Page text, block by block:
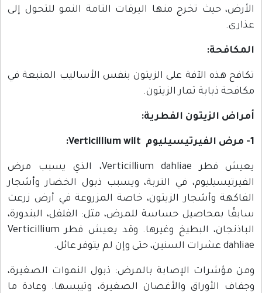
الأرض، حيث تخرج منها اليرقات التامة النمو للتحول إلى
عذارى.
المكافحة:
تكافح هذه الآفة على الزيتون بنفس الأساليب المتبعة في
مكافحة ذبابة ثمار الزيتون.
أمراض الزيتون الفطرية:
1- مرض الفيرتيسيليوم Verticillium wilt:
يعيش فطر Verticillium dahliae، الذي يسبب مرض
الفيرتيسيليوم، في التربة، ويسبب ذبول الخضار وأشجار
الفاكهة وأشجار الزيتون، خاصة المزروعة في أرض زرعت
سابقًا بمحاصيل حساسة للمرض، مثل: الفلفل، البندورة،
الباذنجان، البطيخ وغيرها. وقد يعيش فطر Verticillium
dahliae عشرات السنين، حتى وإن لم يتوفر عائل.
ومن مؤشرات الإصابة بالمرض: ذبول النموات الصغيرة،
وجفاف الأوراق والأغصان الصغيرة، وتيبسها. وعادة ما